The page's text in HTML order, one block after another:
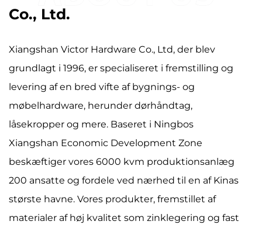
Co., Ltd.
Xiangshan Victor Hardware Co., Ltd, der blev
grundlagt i 1996, er specialiseret i fremstilling og
levering af en bred vifte af bygnings- og
møbelhardware, herunder dørhåndtag,
låsekropper og mere. Baseret i Ningbos
Xiangshan Economic Development Zone
beskæftiger vores 6000 kvm produktionsanlæg
200 ansatte og fordele ved nærhed til en af ​​Kinas
største havne. Vores produkter, fremstillet af
materialer af høj kvalitet som zinklegering og fast